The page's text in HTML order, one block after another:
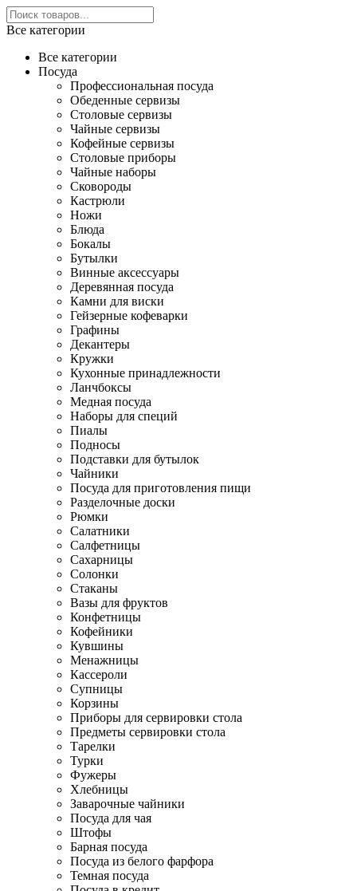
Все категории
Все категории
Посуда
Профессиональная посуда
Обеденные сервизы
Столовые сервизы
Чайные сервизы
Кофейные сервизы
Столовые приборы
Чайные наборы
Сковороды
Кастрюли
Ножи
Блюда
Бокалы
Бутылки
Винные аксессуары
Деревянная посуда
Камни для виски
Гейзерные кофеварки
Графины
Декантеры
Кружки
Кухонные принадлежности
Ланчбоксы
Медная посуда
Наборы для специй
Пиалы
Подносы
Подставки для бутылок
Чайники
Посуда для приготовления пищи
Разделочные доски
Рюмки
Салатники
Салфетницы
Сахарницы
Солонки
Стаканы
Вазы для фруктов
Конфетницы
Кофейники
Кувшины
Менажницы
Кассероли
Супницы
Корзины
Приборы для сервировки стола
Предметы сервировки стола
Тарелки
Турки
Фужеры
Хлебницы
Заварочные чайники
Посуда для чая
Штофы
Барная посуда
Посуда из белого фарфора
Темная посуда